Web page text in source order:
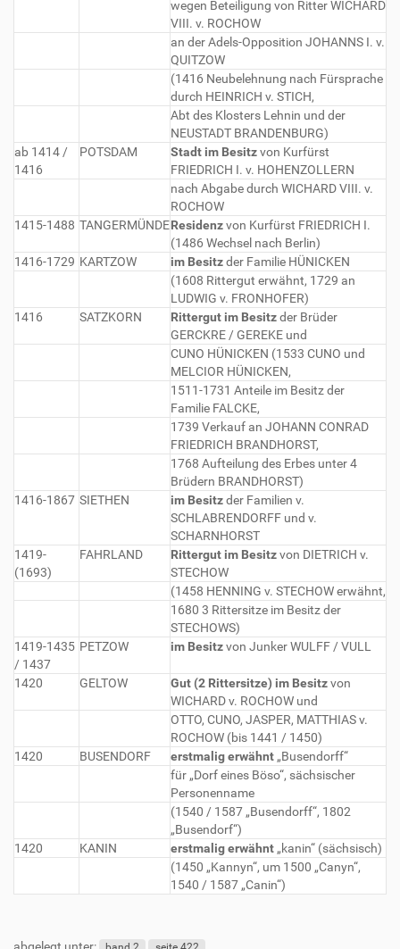
wegen Beteiligung von Ritter WICHARD
VIII. v. ROCHOW
an der Adels-Opposition JOHANNS I. v.
QUITZOW
(1416 Neubelehnung nach Fürsprache
durch HEINRICH v. STICH,
Abt des Klosters Lehnin und der
NEUSTADT BRANDENBURG)
ab 1414 /
1416
POTSDAM Stadt im Besitzvon Kurfürst
FRIEDRICH I. v. HOHENZOLLERN
nach Abgabe durch WICHARD VIII. v.
ROCHOW
1415-1488 TANGERMÜNDEResidenzvon Kurfürst FRIEDRICH I.
(1486 Wechsel nach Berlin)
1416-1729 KARTZOW im Besitzder Familie HÜNICKEN
(1608 Rittergut erwähnt, 1729 an
LUDWIG v. FRONHOFER)
1416
SATZKORN Rittergut im Besitzder Brüder
GERCKRE / GEREKE und
CUNO HÜNICKEN (1533 CUNO und
MELCIOR HÜNICKEN,
1511-1731 Anteile im Besitz der
Familie FALCKE,
1739 Verkauf an JOHANN CONRAD
FRIEDRICH BRANDHORST,
1768 Aufteilung des Erbes unter 4
Brüdern BRANDHORST)
1416-1867 SIETHEN im Besitzder Familien v.
SCHLABRENDORFF und v.
SCHARNHORST
1419-
(1693)
FAHRLAND Rittergut im Besitzvon DIETRICH v.
STECHOW
(1458 HENNING v. STECHOW erwähnt,
1680 3 Rittersitze im Besitz der
STECHOWS)
1419-1435
/ 1437
PETZOW im Besitzvon Junker WULFF / VULL
1420 GELTOW Gut (2 Rittersitze) im Besitzvon
WICHARD v. ROCHOW und
OTTO, CUNO, JASPER, MATTHIAS v.
ROCHOW (bis 1441 / 1450)
1420
BUSENDORF erstmalig erwähnt „Busendorff“
für „Dorf eines Böso“, sächsischer
Personenname
(1540 / 1587 „Busendorff“, 1802
„Busendorf“)
1420
KANIN erstmalig erwähnt „kanin“ (sächsisch)
(1450 „Kannyn“, um 1500 „Canyn“,
1540 / 1587 „Canin“)